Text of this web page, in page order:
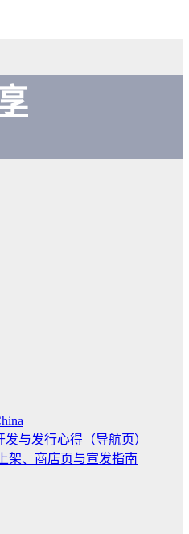
与发行心得（导航页）
架、商店页与宣发指南